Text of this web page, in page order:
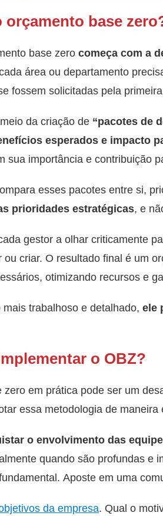
base
base zero começa com a
área ou departamento
fossem solicitadas pela
da criação de “pacotes de
esperados e impacto
sua importância e contribuição
esses pacotes entre si,
prioridades estratégicas, e
gestor a olhar criticamente
criar. O resultado final é um
otimizando recursos e
trabalhoso e detalhado, ele
o OBZ?
em prática pode ser um
essa metodologia de maneira
o envolvimento das
quando são profundas e
Aposte em uma
da empresa. Qual o